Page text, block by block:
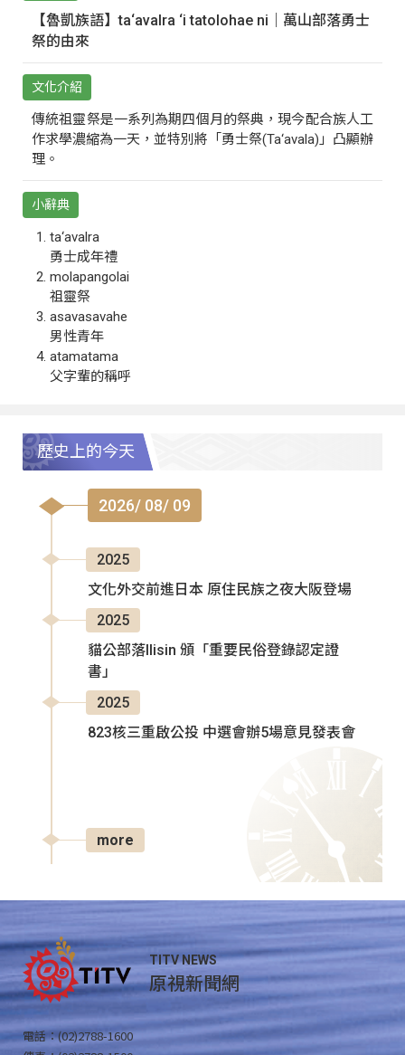
【魯凱族語】ta‘avalra ‘i tatolohae ni｜萬山部落勇士
祭的由來
文化介紹
傳統祖靈祭是一系列為期四個月的祭典，現今配合族人工
作求學濃縮為一天，並特別將「勇士祭(Ta‘avala)」凸顯辦
理。
小辭典
ta‘avalra
勇士成年禮
molapangolai
祖靈祭
asavasavahe
男性青年
atamatama
父字輩的稱呼
歷史上的今天
2026/ 08/ 09
2025
文化外交前進日本 原住民族之夜大阪登場
2025
貓公部落Ilisin 頒「重要民俗登錄認定證
書」
2025
823核三重啟公投 中選會辦5場意見發表會
more
TITV NEWS
原視新聞網
電話：(02)2788-1600